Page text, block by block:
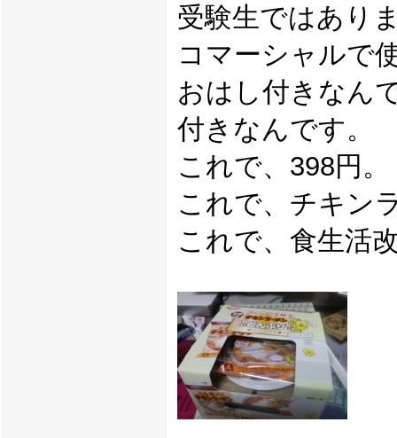
受験生ではあり
コマーシャルで
おはし付きなん
付きなんです。
これで、398円。
これで、チキン
これで、食生活